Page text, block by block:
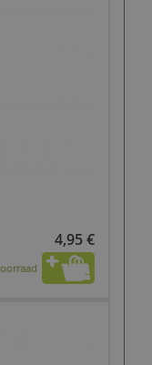
4,95 €